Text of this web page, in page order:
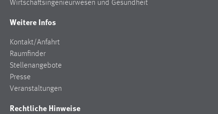
Wirtschaftsingenieurwesen und Gesundheit
Weitere Infos
Kontakt/Anfahrt
Raumfinder
Stellenangebote
Presse
Veranstaltungen
Rechtliche Hinweise
Statistik Cookies erfassen Informationen anonym.
Diese Informationen helfen uns zu verstehen, wie
Matomo
_pk_ref, _pk_cvar, _pk_id, _pk_ses
Zweck: